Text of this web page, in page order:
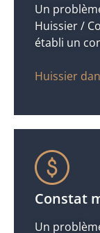
Un
Huissier /
établi un
Huissier
Constat
Un